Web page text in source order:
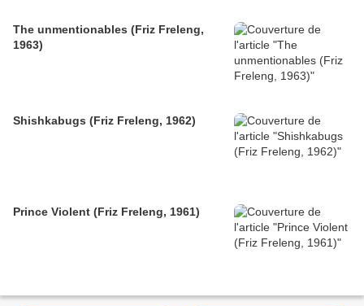
The unmentionables (Friz Freleng,
1963)
Shishkabugs (Friz Freleng, 1962)
Prince Violent (Friz Freleng, 1961)